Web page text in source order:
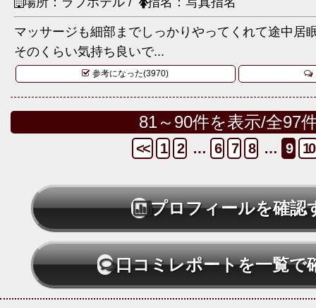
マッサージも細部までしっかりやってくれて途中居
そのくらい気持ち良いで...
参考になった(3970)
81～90件を表示/全97
<< 1 2 … 6 7 8 … 9 10
プロフィールを確認
口コミレポートを一覧で